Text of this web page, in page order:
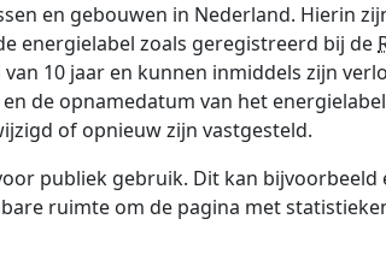
en gebouwen in Nederland. Hierin
energielabel zoals geregistreerd bij de
10 jaar en kunnen inmiddels zijn
de opnamedatum van het
of opnieuw zijn vastgesteld.
publiek gebruik. Dit kan bijvoorbeeld
ruimte om de pagina met